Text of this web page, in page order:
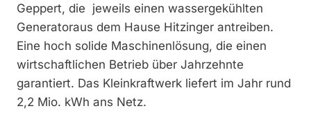
Geppert, die jeweils einen wassergekühlten
Generatoraus dem Hause Hitzinger antreiben.
Eine hoch solide Maschinenlösung, die einen
wirtschaftlichen Betrieb über Jahrzehnte
garantiert. Das Kleinkraftwerk liefert im Jahr rund
2,2 Mio. kWh ans Netz.